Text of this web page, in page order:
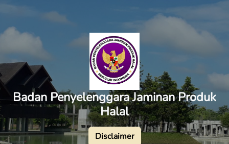
Badan Penyelenggara Jaminan Produk
Halal
Disclaimer